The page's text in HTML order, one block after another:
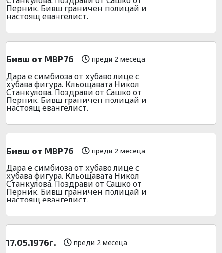
Перник. Бивш граничен полицай и
настоящ евангелист.
Бивш от МВР76 преди 2 месеца
Дара е симбиоза от хубаво лице с
хубава фигура. Кльощавата Никол
Станкулова. Поздрави от Сашко от
Перник. Бивш граничен полицай и
настоящ евангелист.
Бивш от МВР76 преди 2 месеца
Дара е симбиоза от хубаво лице с
хубава фигура. Кльощавата Никол
Станкулова. Поздрави от Сашко от
Перник. Бивш граничен полицай и
настоящ евангелист.
17.05.1976г. преди 2 месеца